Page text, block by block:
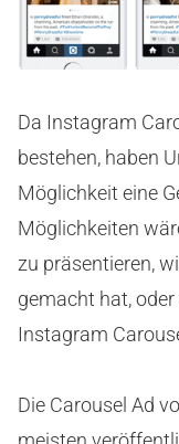
Da Instagram
bestehen, haben
Möglichkeit eine
Möglichkeiten
zu präsentieren,
gemacht hat,
Instagram
Die Carousel Ad